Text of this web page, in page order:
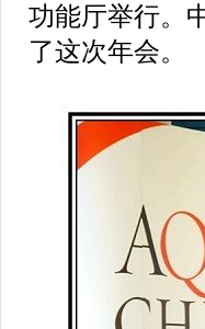
功能厅举行。
了这次年会。